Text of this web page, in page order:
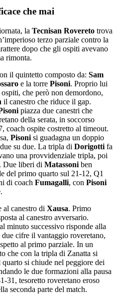
che mai
la Tecnisan Rovereto trova
terzo parziale contro la
dopo che gli ospiti avevano
rimonta.
il quintetto composto da: Sam
e la torre Pisoni. Proprio lui
che però non demordono,
il canestro che riduce il gap.
piazza due canestri che
della serata, in soccorso
coach ospite costretto al timeout.
Pisoni si guadagna un doppio
su due. La tripla di Dorigotti fa
una provvidenziale tripla, poi
Due liberi di Matassoni ben
del primo quarto sul 21-12, Q1
di coach Fumagalli, con Pisoni
al canestro di Xausa. Primo
al canestro avversario.
minuto successivo risponde alla
due cifre il vantaggio roveretano,
al primo parziale. In un
che con la tripla di Zanatta si
si chiude nel peggiore dei
le due formazioni alla pausa
31, tesoretto roveretano eroso
seconda parte del match.